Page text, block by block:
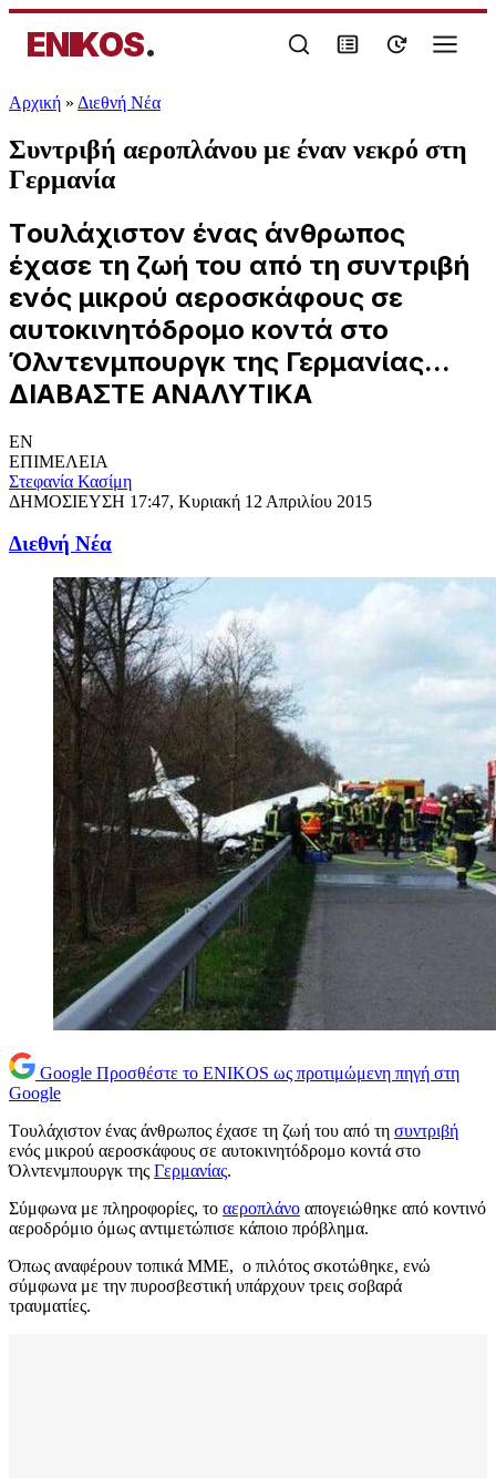
ENIKOS.
Αρχική » Διεθνή Νέα
Συντριβή αεροπλάνου με έναν νεκρό στη
Γερμανία
Tουλάχιστον ένας άνθρωπος
έχασε τη ζωή του από τη συντριβή
ενός μικρού αεροσκάφους σε
αυτοκινητόδρομο κοντά στο
Όλντενμπουργκ της Γερμανίας...
ΔΙΑΒΑΣΤΕ ΑΝΑΛΥΤΙΚΑ
EN
ΕΠΙΜΕΛΕΙΑ
Στεφανία Κασίμη
ΔΗΜΟΣΙΕΥΣΗ 17:47, Κυριακή 12 Απριλίου 2015
Διεθνή Νέα
Google Προσθέστε το ENIKOS ως προτιμώμενη πηγή στη
Google
Tουλάχιστον ένας άνθρωπος έχασε τη ζωή του από τη συντριβή
ενός μικρού αεροσκάφους σε αυτοκινητόδρομο κοντά στο
Όλντενμπουργκ της Γερμανίας.
Σύμφωνα με πληροφορίες, το αεροπλάνο απογειώθηκε από κοντινό
αεροδρόμιο όμως αντιμετώπισε κάποιο πρόβλημα.
Όπως αναφέρουν τοπικά ΜΜΕ, ο πιλότος σκοτώθηκε, ενώ
σύμφωνα με την πυροσβεστική υπάρχουν τρεις σοβαρά
τραυματίες.